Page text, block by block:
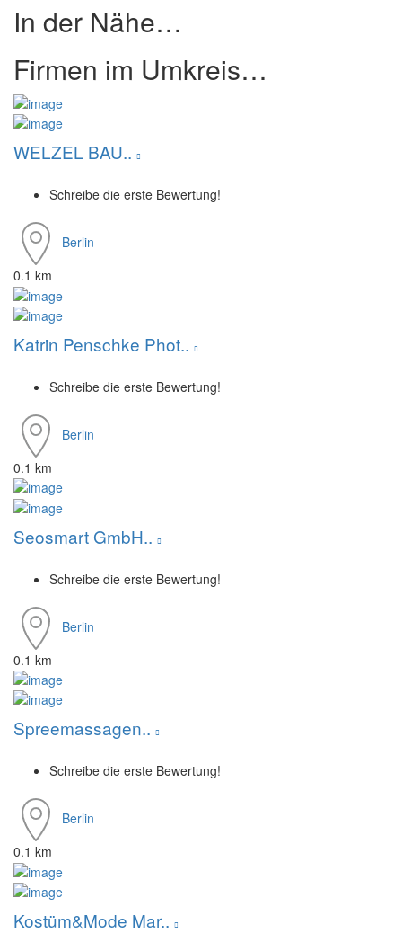
In der Nähe…
Firmen im Umkreis…
WELZEL BAU..
Schreibe die erste Bewertung!
Berlin
0.1 km
Katrin Penschke Phot..
Schreibe die erste Bewertung!
Berlin
0.1 km
Seosmart GmbH..
Schreibe die erste Bewertung!
Berlin
0.1 km
Spreemassagen..
Schreibe die erste Bewertung!
Berlin
0.1 km
Kostüm&Mode Mar..